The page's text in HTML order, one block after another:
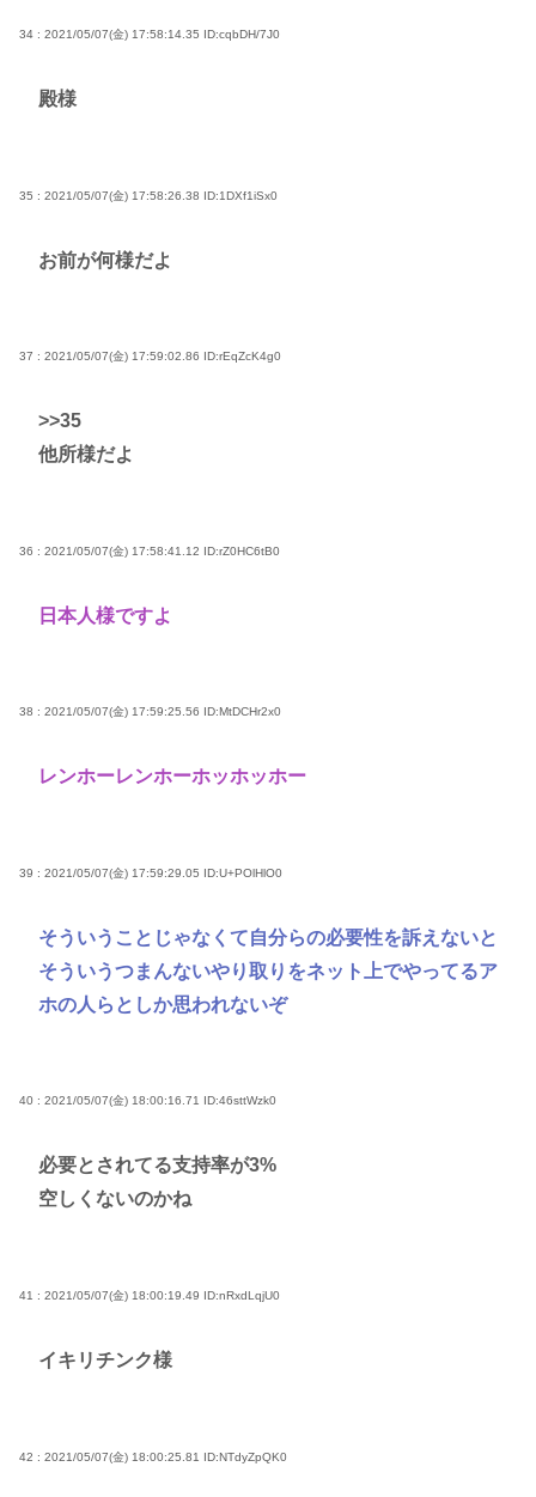
34 : 2021/05/07(金) 17:58:14.35 ID:cqbDH/7J0
殿様
35 : 2021/05/07(金) 17:58:26.38 ID:1DXf1iSx0
お前が何様だよ
37 : 2021/05/07(金) 17:59:02.86 ID:rEqZcK4g0
>>35
他所様だよ
36 : 2021/05/07(金) 17:58:41.12 ID:rZ0HC6tB0
日本人様ですよ
38 : 2021/05/07(金) 17:59:25.56 ID:MtDCHr2x0
レンホーレンホーホッホッホー
39 : 2021/05/07(金) 17:59:29.05 ID:U+POlHlO0
そういうことじゃなくて自分らの必要性を訴えないと
そういうつまんないやり取りをネット上でやってるア
ホの人らとしか思われないぞ
40 : 2021/05/07(金) 18:00:16.71 ID:46sttWzk0
必要とされてる支持率が3%
空しくないのかね
41 : 2021/05/07(金) 18:00:19.49 ID:nRxdLqjU0
イキリチンク様
42 : 2021/05/07(金) 18:00:25.81 ID:NTdyZpQK0